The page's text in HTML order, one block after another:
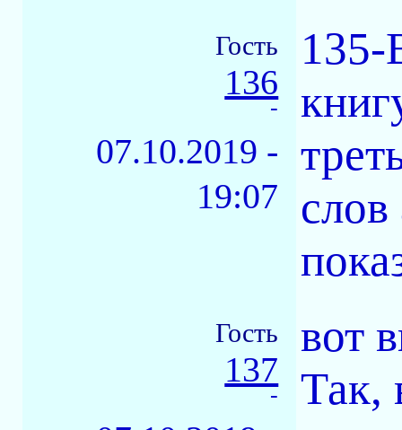
Гость
136
-
07.10.2019 -
19:07
135-
Гость
137
-
вот
Так,